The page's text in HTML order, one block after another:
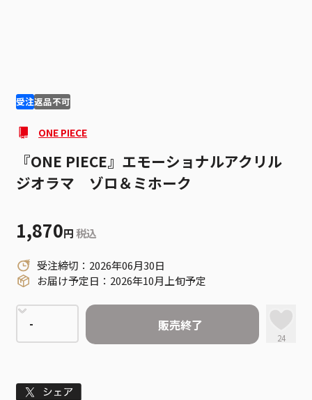
受注返品不可
ONE PIECE
『ONE PIECE』エモーショナルアクリル
ジオラマ ゾロ＆ミホーク
1,870円 税込
受注締切：2026年06月30日
お届け予定日：2026年10月上旬予定
販売終了
24
Tweet